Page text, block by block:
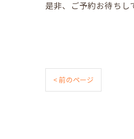
是非、ご予約お待ちし
< 前のページ